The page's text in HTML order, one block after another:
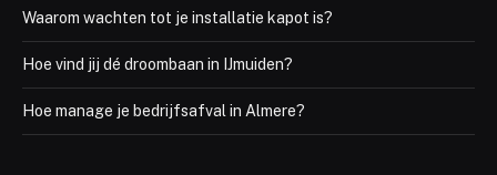
Waarom wachten tot je installatie kapot is?
Hoe vind jij dé droombaan in IJmuiden?
Hoe manage je bedrijfsafval in Almere?